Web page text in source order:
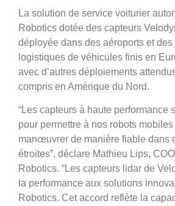
La solution de service voiturier
Robotics dotée des capteurs
déployée dans des aéroports et des
logistiques de véhicules finis en
avec d’autres déploiements
compris en Amérique du Nord.
“Les capteurs à haute performance
pour permettre à nos robots
manœuvrer de manière fiable dans
étroites”, déclare Mathieu Lips,
Robotics. “Les capteurs lidar de
la performance aux solutions
Robotics. Cet accord reflète la